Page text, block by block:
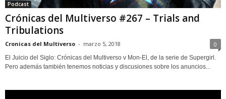
Podcast
Crónicas del Multiverso #267 – Trials and
Tribulations
Cronicas del Multiverso - marzo 5, 2018 0
El Juicio del Siglo: Crónicas del Multiverso v Mon-El, de la serie de Supergirl.
Pero además también tenemos noticias y discusiones sobre los anuncios...